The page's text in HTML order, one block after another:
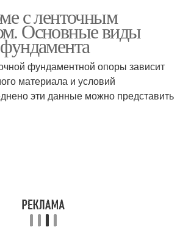
Дешевый погреб
Погреб из пластика
с ленточным
Основные виды
фундаментной опоры зависит
материала и условий
эти данные можно представить